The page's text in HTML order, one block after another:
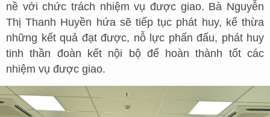
nề với chức trách nhiệm vụ được giao. Bà Nguyễn
Thị Thanh Huyền hứa sẽ tiếp tục phát huy, kế thừa
những kết quả đạt được, nỗ lực phấn đấu, phát huy
tinh thần đoàn kết nội bộ để hoàn thành tốt các
nhiệm vụ được giao.